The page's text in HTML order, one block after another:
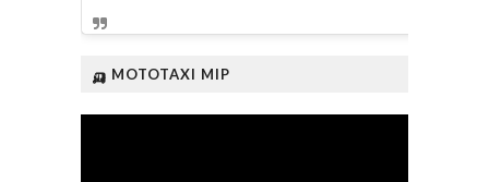
🛺 MOTOTAXI MIP